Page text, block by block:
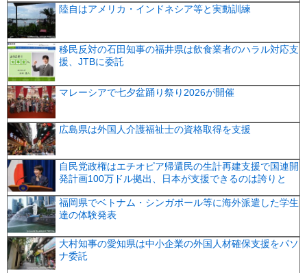
陸自はアメリカ・インドネシア等と実動訓練
移民反対の石田知事の福井県は飲食業者のハラル対応支
援、JTBに委託
マレーシアで七夕盆踊り祭り2026が開催
広島県は外国人介護福祉士の資格取得を支援
自民党政権はエチオピア帰還民の生計再建支援で国連開
発計画100万ドル拠出、日本が支援できるのは誇りと
福岡県でベトナム・シンガポール等に海外派遣した学生
達の体験発表
大村知事の愛知県は中小企業の外国人材確保支援をパソ
ナ委託